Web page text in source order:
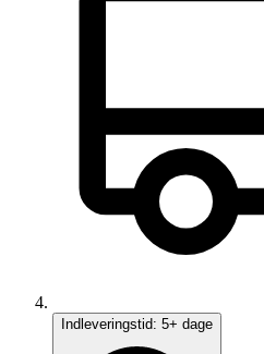
Indleveringstid: 5+ dage